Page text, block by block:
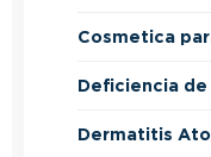
Cosmetica
Deficiencia de
Dermatitis